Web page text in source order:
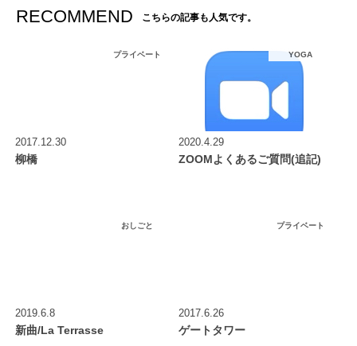
RECOMMEND こちらの記事も人気です。
プライベート
2017.12.30
柳橋
YOGA
2020.4.29
ZOOMよくあるご質問(追記)
おしごと
2019.6.8
新曲/La Terrasse
プライベート
2017.6.26
ゲートタワー